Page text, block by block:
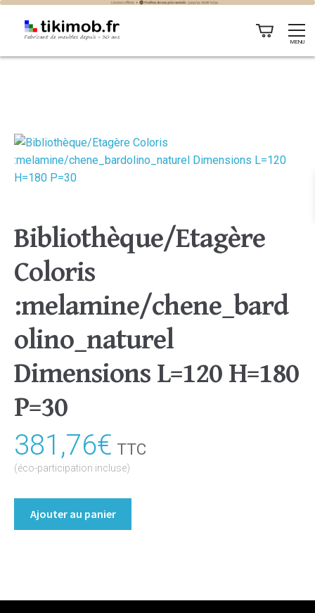
MENU
Bibliothèque/Etagère
Coloris
:melamine/chene_bard
olino_naturel
Dimensions L=120 H=180
P=30
381,76€ TTC
(éco-participation incluse)
Ajouter au panier